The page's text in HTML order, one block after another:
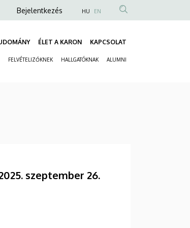
Anonim
fiók
menüje
Bejelentkezés HU EN
ÉLET A KARON KAPCSOLAT
FELVÉTELIZŐKNEK HALLGATÓKNAK ALUMNI
szeptember 26.